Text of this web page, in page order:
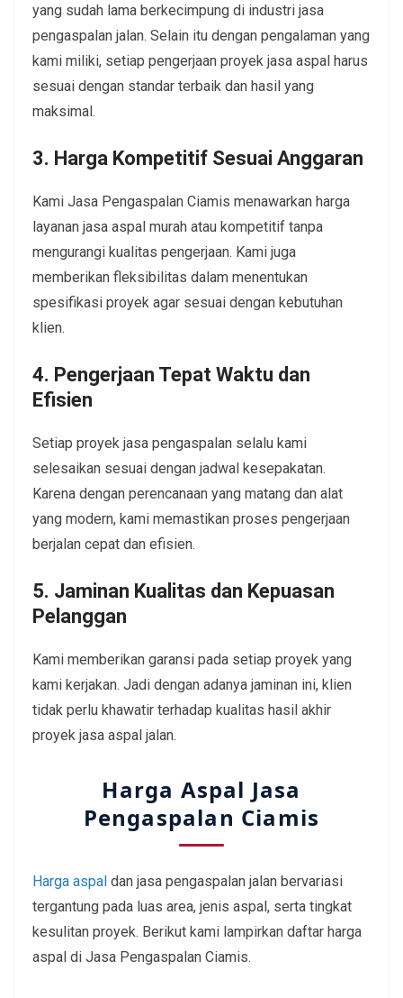
yang sudah lama berkecimpung di industri jasa
pengaspalan jalan. Selain itu dengan pengalaman yang
kami miliki, setiap pengerjaan proyek jasa aspal harus
sesuai dengan standar terbaik dan hasil yang
maksimal.
3. Harga Kompetitif Sesuai Anggaran
Kami Jasa Pengaspalan Ciamis menawarkan harga
layanan jasa aspal murah atau kompetitif tanpa
mengurangi kualitas pengerjaan. Kami juga
memberikan fleksibilitas dalam menentukan
spesifikasi proyek agar sesuai dengan kebutuhan
klien.
4. Pengerjaan Tepat Waktu dan
Efisien
Setiap proyek jasa pengaspalan selalu kami
selesaikan sesuai dengan jadwal kesepakatan.
Karena dengan perencanaan yang matang dan alat
yang modern, kami memastikan proses pengerjaan
berjalan cepat dan efisien.
5. Jaminan Kualitas dan Kepuasan
Pelanggan
Kami memberikan garansi pada setiap proyek yang
kami kerjakan. Jadi dengan adanya jaminan ini, klien
tidak perlu khawatir terhadap kualitas hasil akhir
proyek jasa aspal jalan.
Harga Aspal Jasa
Pengaspalan Ciamis
Harga aspal dan jasa pengaspalan jalan bervariasi
tergantung pada luas area, jenis aspal, serta tingkat
kesulitan proyek. Berikut kami lampirkan daftar harga
aspal di Jasa Pengaspalan Ciamis.